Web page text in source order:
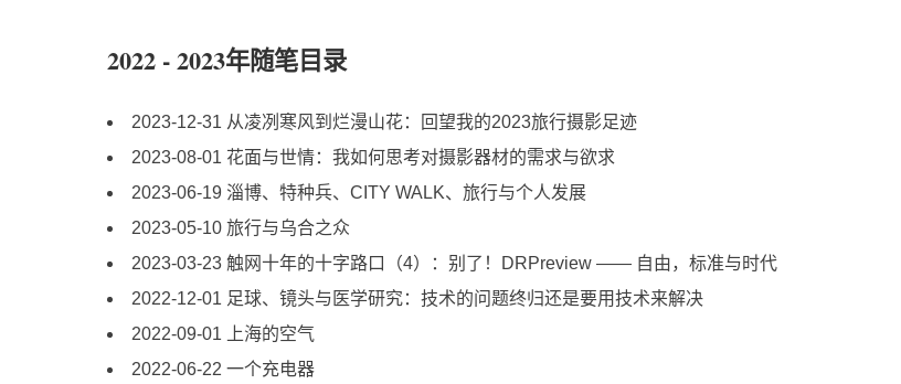
2022 - 2023年随笔目录
2023-12-31 从凌冽寒风到烂漫山花：回望我的2023旅行摄影足迹
2023-08-01 花面与世情：我如何思考对摄影器材的需求与欲求
2023-06-19 淄博、特种兵、CITY WALK、旅行与个人发展
2023-05-10 旅行与乌合之众
2023-03-23 触网十年的十字路口（4）：别了！DRPreview —— 自由，标准与时代
2022-12-01 足球、镜头与医学研究：技术的问题终归还是要用技术来解决
2022-09-01 上海的空气
2022-06-22 一个充电器